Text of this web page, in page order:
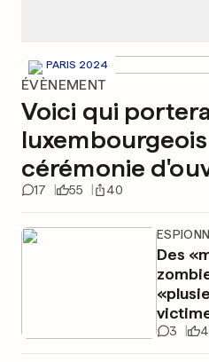
PARIS 2024
ÉVÈNEMENT
Voici qui
luxembourgeois
cérémonie
17 55 40
Des
3